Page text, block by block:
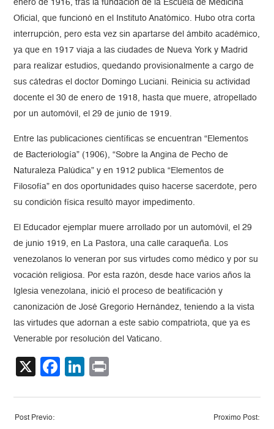
enero de 1916, tras la fundación de la Escuela de Medicina
Oficial, que funcionó en el Instituto Anatómico. Hubo otra corta
interrupción, pero esta vez sin apartarse del ámbito académico,
ya que en 1917 viaja a las ciudades de Nueva York y Madrid
para realizar estudios, quedando provisionalmente a cargo de
sus cátedras el doctor Domingo Luciani. Reinicia su actividad
docente el 30 de enero de 1918, hasta que muere, atropellado
por un automóvil, el 29 de junio de 1919.
Entre las publicaciones científicas se encuentran “Elementos
de Bacteriología” (1906), “Sobre la Angina de Pecho de
Naturaleza Palúdica” y en 1912 publica “Elementos de
Filosofía” en dos oportunidades quiso hacerse sacerdote, pero
su condición física resultó mayor impedimento.
El Educador ejemplar muere arrollado por un automóvil, el 29
de junio 1919, en La Pastora, una calle caraqueña. Los
venezolanos lo veneran por sus virtudes como médico y por su
vocación religiosa. Por esta razón, desde hace varios años la
Iglesia venezolana, inició el proceso de beatificación y
canonización de José Gregorio Hernández, teniendo a la vista
las virtudes que adornan a este sabio compatriota, que ya es
Venerable por resolución del Vaticano.
X Facebook
LinkedIn
Post Previo: Proximo Post: